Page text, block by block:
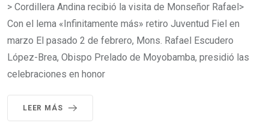
> Cordillera Andina recibió la visita de Monseñor Rafael>
Con el lema «Infinitamente más» retiro Juventud Fiel en
marzo El pasado 2 de febrero, Mons. Rafael Escudero
López-Brea, Obispo Prelado de Moyobamba, presidió las
celebraciones en honor
LEER MÁS